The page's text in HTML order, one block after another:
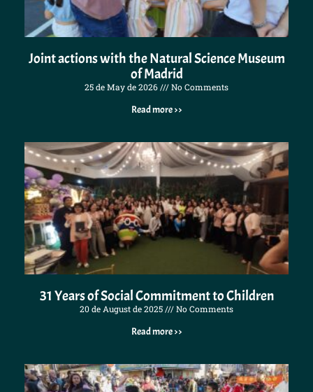
Joint actions with the Natural Science Museum
of Madrid
25 de May de 2026 No Comments
Read more >>
31 Years of Social Commitment to Children
20 de August de 2025 No Comments
Read more >>